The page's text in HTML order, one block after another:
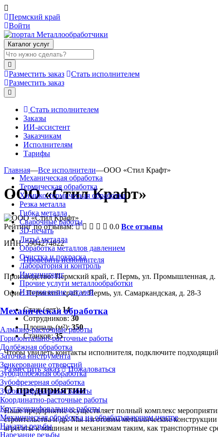
Пермский край
Войти
Каталог услуг
Разместить заказ
Стать исполнителем
Разместить заказ
Стать исполнителем
Заказы
ИИ-ассистент
Заказчикам
Исполнителям
Тарифы
Механическая обработка
Термическая обработка
Химико-термическая обработка
Резка металла
Гибка металла
Сварочные работы
3D-печать
Литьё металла
Обработка металлов давлением
Очистка и покраска
Лаборатория и контроль
Инжиниринг
Прочие услуги металлообработки
Изготовление деталей
Механическая обработка
Алмазно-расточные работы
Горизонтально-расточные работы
Долбёжная обработка
Заточка инструмента
Зенкерование отверстий
Зубодолбёжная обработка
Зубофрезерная обработка
Зубошлифовальные работы
Координатно-расточные работы
Круглошлифовальные работы
Механическая обработка на обрабатывающем центре
Накатка резьбы
Нарезание резьбы
Главная—Все исполнители—ООО «Стил Крафт»
ООО «Стил Крафт»
Рейтинг по отзывам: 0.0 Все отзывы
ИНН: 5904274822
Проверить исполнителя
Производство: Пермский край, г. Пермь, ул. Промышленная, д.
Офис: Пермский край, г. Пермь, ул. Самаркандская, д. 28-3
Стаж (лет):14
Сотрудников: 30
Площадь (м²):350
Станков:35
Чтобы увидеть контакты исполнителя, подключите подходящий
Разместить заказ
Пожаловаться
О предприятии
Наше предприятие осуществляет полный комплекс
строительства и др. Мы изготовим металлические
агрегаты к машинам и механизмам таким, как транспортные